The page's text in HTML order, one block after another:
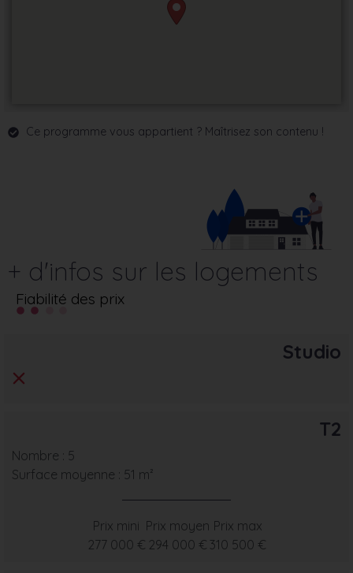
Ce programme vous appartient ? Maîtrisez son contenu !
+ d'infos sur les logements
Fiabilité des prix
Studio
T2
Nombre : 5
Surface moyenne : 51 m²
Prix mini
277 000 €
Prix moyen
294 000 €
Prix max
310 500 €